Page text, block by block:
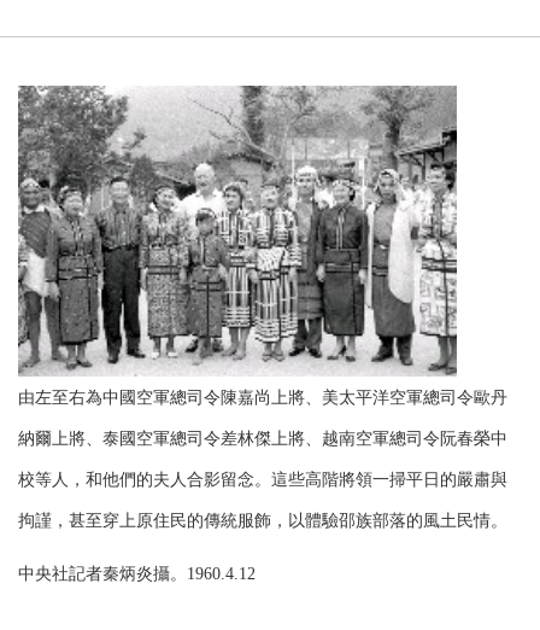
由左至右為中國空軍總司令陳嘉尚上將、美太平洋空軍總司令歐丹
納爾上將、泰國空軍總司令差林傑上將、越南空軍總司令阮春榮中
校等人，和他們的夫人合影留念。這些高階將領一掃平日的嚴肅與
拘謹，甚至穿上原住民的傳統服飾，以體驗邵族部落的風土民情。
中央社記者秦炳炎攝。1960.4.12